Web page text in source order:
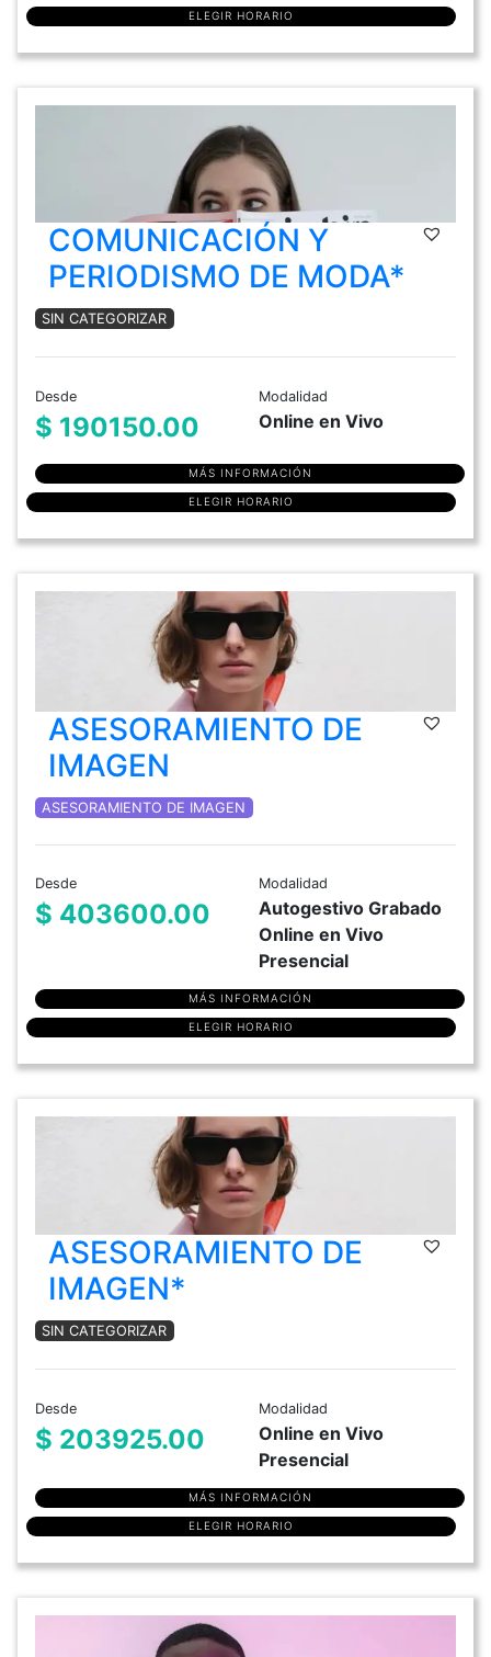
ELEGIR HORARIO
COMUNICACIÓN Y
PERIODISMO DE MODA*
SIN CATEGORIZAR
Desde
$ 190150.00
Modalidad
Online en Vivo
MÁS INFORMACIÓN
ELEGIR HORARIO
ASESORAMIENTO DE
IMAGEN
ASESORAMIENTO DE IMAGEN
Desde
$ 403600.00
Modalidad
Autogestivo Grabado
Online en Vivo
Presencial
MÁS INFORMACIÓN
ELEGIR HORARIO
ASESORAMIENTO DE
IMAGEN*
SIN CATEGORIZAR
Desde
$ 203925.00
Modalidad
Online en Vivo
Presencial
MÁS INFORMACIÓN
ELEGIR HORARIO